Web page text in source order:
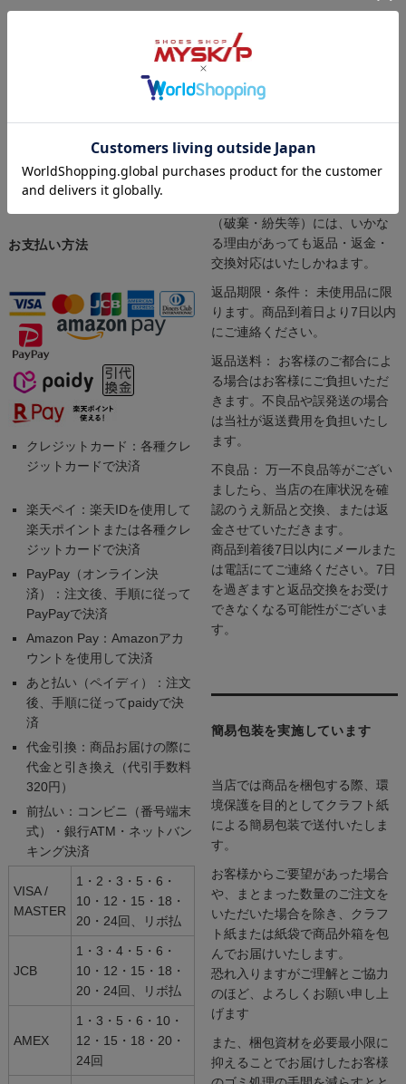
商品の発送やお問い合わせへの
対応は、定休日（土日祝日）を
除く平日10:00～17:00となりま
す。
お支払い方法
クレジットカード：各種クレ
ジットカードで決済
楽天ペイ：楽天IDを使用して
楽天ポイントまたは各種クレ
ジットカードで決済
PayPay（オンライン決
済）：注文後、手順に従って
PayPayで決済
Amazon Pay：Amazonアカ
ウントを使用して決済
あと払い（ペイディ）：注文
後、手順に従ってpaidyで決
済
代金引換：商品お届けの際に
代金と引き換え（代引手数料
320円）
前払い：コンビニ（番号端末
式）・銀行ATM・ネットバン
キング決済
VISA /
MASTER
1・2・3・5・6・
10・12・15・18・
20・24回、リボ払
JCB
1・3・4・5・6・
10・12・15・18・
20・24回、リボ払
AMEX
1・3・5・6・10・
12・15・18・20・
24回
「注文内容を間違えた」「イメ
ージと違った」など、お客様の
ご都合による返品や交換もお受
けしております。安心してお買
い求めください。
※一部商品（シューケア用品・
インソール・ソックス）は返品
や交換をお受けできません。
（破棄・紛失等）には、いかな
る理由があっても返品・返金・
交換対応はいたしかねます。
返品期限・条件： 未使用品に限
ります。商品到着日より7日以内
にご連絡ください。
返品送料： お客様のご都合によ
る場合はお客様にご負担いただ
きます。不良品や誤発送の場合
は当社が返送費用を負担いたし
ます。
不良品： 万一不良品等がござい
ましたら、当店の在庫状況を確
認のうえ新品と交換、または返
金させていただきます。
商品到着後7日以内にメールまた
は電話にてご連絡ください。7日
を過ぎますと返品交換をお受け
できなくなる可能性がございま
す。
簡易包装を実施しています
当店では商品を梱包する際、環
境保護を目的としてクラフト紙
による簡易包装で送付いたしま
す。
お客様からご要望があった場合
や、まとまった数量のご注文を
いただいた場合を除き、クラフ
ト紙または紙袋で商品外箱を包
んでお届けいたします。
恐れ入りますがご理解とご協力
のほど、よろしくお願い申し上
げます
また、梱包資材を必要最小限に
抑えることでお届けしたお客様